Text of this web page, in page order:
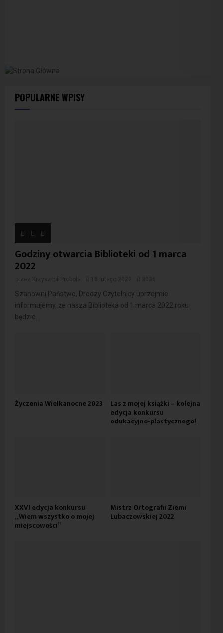
POPULARNE WPISY
Godziny otwarcia Biblioteki od 1 marca
2022
Szanowni Państwo, Drodzy Czytelnicy uprzejmie
informujemy, że nasza Biblioteka od 1 marca 2022 roku
będzie...
Życzenia Wielkanocne 2023 Las z mojej książki – kolejna
edycja konkursu
edukacyjno-plastycznego!
XXVI edycja konkursu
„Wiem wszystko o mojej
miejscowości”
Mistrz Ortografii Ziemi
Lubaczowskiej 2022